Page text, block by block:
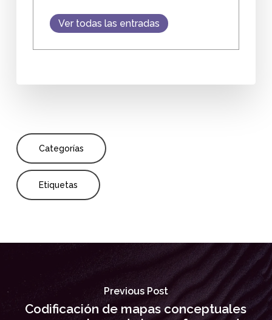
Ver todas las entradas
Categorías
Etiquetas
Previous Post
Codificación de mapas conceptuales